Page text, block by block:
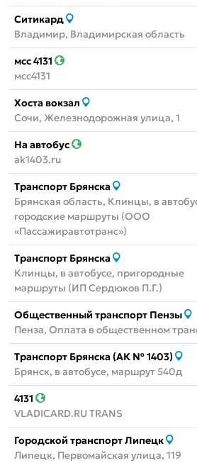
Ситикард
Владимир, Владимирская область
мсс 4131
мсс4131
Хоста вокзал
Сочи, Железнодорожная улица, 1
На автобус
ak1403.ru
Транспорт Брянска
Брянская область, Клинцы, в
городские маршруты (ООО
«Пассажиравтотранс»)
Транспорт Брянска
Клинцы, в автобусе, пригородные
маршруты (ИП Сердюков П.Г.)
Общественный транспорт Пензы
Пенза, Оплата в общественном
Транспорт Брянска (АК № 1403)
Брянск, в автобусе, маршрут 540д
4131
VLADICARD.RU TRANS
Городской транспорт Липецк
Липецк, Первомайская улица, 119